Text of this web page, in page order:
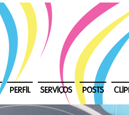
PERFIL SERVIÇOS POSTS